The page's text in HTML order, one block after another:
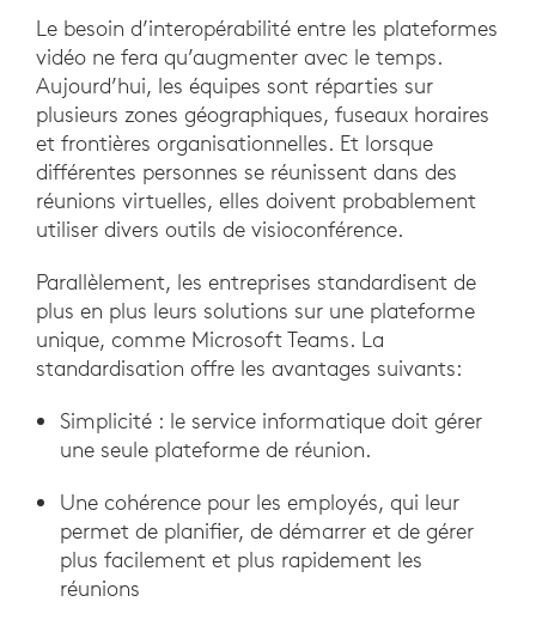
Le besoin d’interopérabilité entre les plateformes
vidéo ne fera qu’augmenter avec le temps.
Aujourd’hui, les équipes sont réparties sur
plusieurs zones géographiques, fuseaux horaires
et frontières organisationnelles. Et lorsque
différentes personnes se réunissent dans des
réunions virtuelles, elles doivent probablement
utiliser divers outils de visioconférence.
Parallèlement, les entreprises standardisent de
plus en plus leurs solutions sur une plateforme
unique, comme Microsoft Teams. La
standardisation offre les avantages suivants:
Simplicité : le service informatique doit gérer
une seule plateforme de réunion.
Une cohérence pour les employés, qui leur
permet de planifier, de démarrer et de gérer
plus facilement et plus rapidement les
réunions